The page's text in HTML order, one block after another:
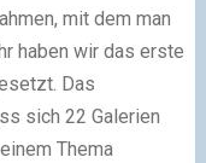
mit dem man
haben wir das erste
Das
sich 22 Galerien
Thema